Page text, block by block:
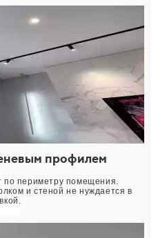
профилем
по периметру помещения.
и стеной не нуждается в